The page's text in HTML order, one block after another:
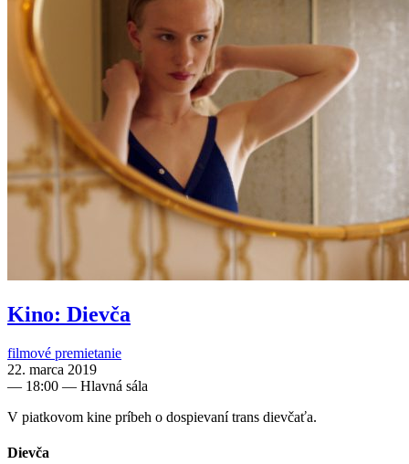
Kino: Dievča
filmové premietanie
22. marca 2019
— 18:00 — Hlavná sála
V piatkovom kine príbeh o dospievaní trans dievčaťa.
Dievča